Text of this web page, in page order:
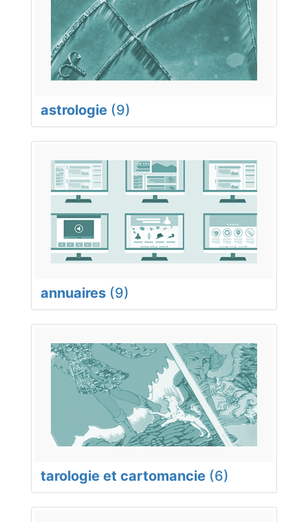
astrologie (9)
annuaires (9)
tarologie et cartomancie (6)